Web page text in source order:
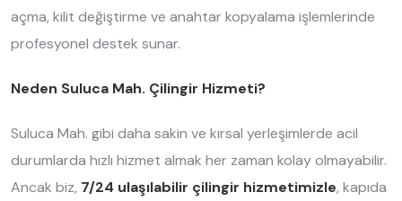
açma, kilit değiştirme ve anahtar kopyalama işlemlerinde
profesyonel destek sunar.
Neden Suluca Mah. Çilingir Hizmeti?
Suluca Mah. gibi daha sakin ve kırsal yerleşimlerde acil
durumlarda hızlı hizmet almak her zaman kolay olmayabilir.
Ancak biz, 7/24 ulaşılabilir çilingir hizmetimizle, kapıda